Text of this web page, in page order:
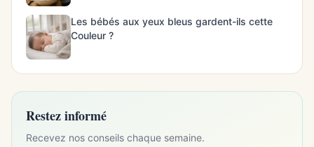
Les bébés aux yeux bleus gardent-ils cette
Couleur ?
Restez informé
Recevez nos conseils chaque semaine.